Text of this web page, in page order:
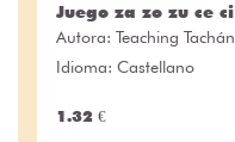
Juego za zo zu ce ci
Autora: Teaching Tachán
Idioma: Castellano
1.32 €